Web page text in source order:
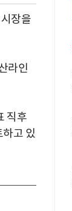
장을
라인
직후
하고 있